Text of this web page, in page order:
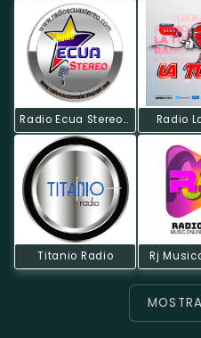
Radio Ecua Stereo HD Radio
Titanio Radio Rj